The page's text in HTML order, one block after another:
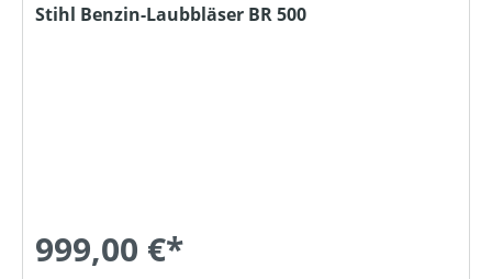
Stihl Benzin-Laubbläser BR 500
999,00 €*